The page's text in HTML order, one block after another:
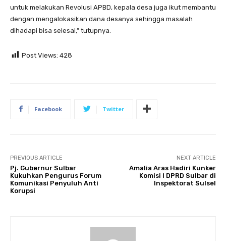
untuk melakukan Revolusi APBD, kepala desa juga ikut membantu
dengan mengalokasikan dana desanya sehingga masalah
dihadapi bisa selesai,” tutupnya.
Post Views: 428
Facebook Twitter
PREVIOUS ARTICLE
Pj. Gubernur Sulbar
Kukuhkan Pengurus Forum
Komunikasi Penyuluh Anti
Korupsi
NEXT ARTICLE
Amalia Aras Hadiri Kunker
Komisi I DPRD Sulbar di
Inspektorat Sulsel